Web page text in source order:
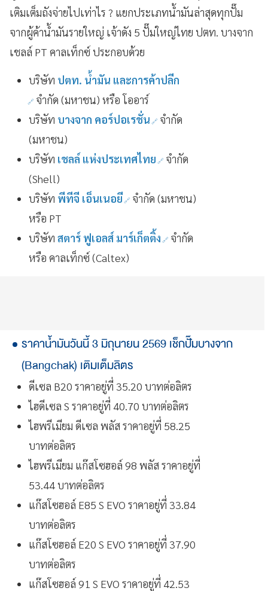
เติมเต็มถังจ่ายไปเท่าไร ? แยกประเภทน้ำมันล่าสุดทุกปั๊ม
จากผู้ค้าน้ำมันรายใหญ่ เจ้าดัง 5 ปั๊มใหญ่ไทย ปตท. บางจาก
เชลล์ PT คาลเท็กซ์ ประกอบด้วย
บริษัท ปตท. น้ำมัน และการค้าปลีก
จำกัด (มหาชน) หรือ โออาร์
บริษัท บางจาก คอร์ปอเรชั่น
จำกัด
(มหาชน)
บริษัท เชลล์ แห่งประเทศไทย
จำกัด
(Shell)
บริษัท พีทีจี เอ็นเนอยี
จำกัด (มหาชน)
หรือ PT
บริษัท สตาร์ ฟูเอลส์ มาร์เก็ตติ้ง
จำกัด
หรือ คาลเท็กซ์ (Caltex)
ราคาน้ำมันวันนี้ 3 มิถุนายน 2569 เช็กปั๊มบางจาก
(Bangchak) เติมเต็มลิตร
ดีเซล B20 ราคาอยู่ที่ 35.20 บาทต่อลิตร
ไฮดีเซล S ราคาอยู่ที่ 40.70 บาทต่อลิตร
ไฮพรีเมียม ดีเซล พลัส ราคาอยู่ที่ 58.25
บาทต่อลิตร
ไฮพรีเมียม แก๊สโซฮอล์ 98 พลัส ราคาอยู่ที่
53.44 บาทต่อลิตร
แก๊สโซฮอล์ E85 S EVO ราคาอยู่ที่ 33.84
บาทต่อลิตร
แก๊สโซฮอล์ E20 S EVO ราคาอยู่ที่ 37.90
บาทต่อลิตร
แก๊สโซฮอล์ 91 S EVO ราคาอยู่ที่ 42.53